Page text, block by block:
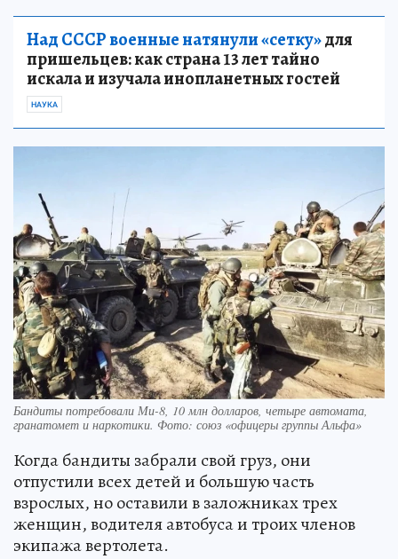
Над СССР военные натянули «сетку»для
пришельцев: как страна 13 лет тайно
искала и изучала инопланетных гостей
НАУКА
Бандиты потребовали Ми-8, 10 млн долларов, четыре автомата,
гранатомет и наркотики. Фото: союз «офицеры группы Альфа»
Когда бандиты забрали свой груз, они
отпустили всех детей и большую часть
взрослых, но оставили в заложниках трех
женщин, водителя автобуса и троих членов
экипажа вертолета.